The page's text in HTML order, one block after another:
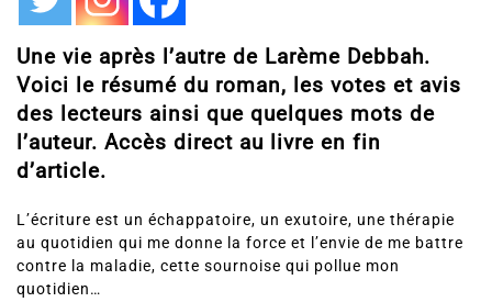
Une vie après l’autre de Larème Debbah.
Voici le résumé du roman, les votes et avis
des lecteurs ainsi que quelques mots de
l’auteur. Accès direct au livre en fin
d’article.
L’écriture est un échappatoire, un exutoire, une thérapie
au quotidien qui me donne la force et l’envie de me battre
contre la maladie, cette sournoise qui pollue mon
quotidien…